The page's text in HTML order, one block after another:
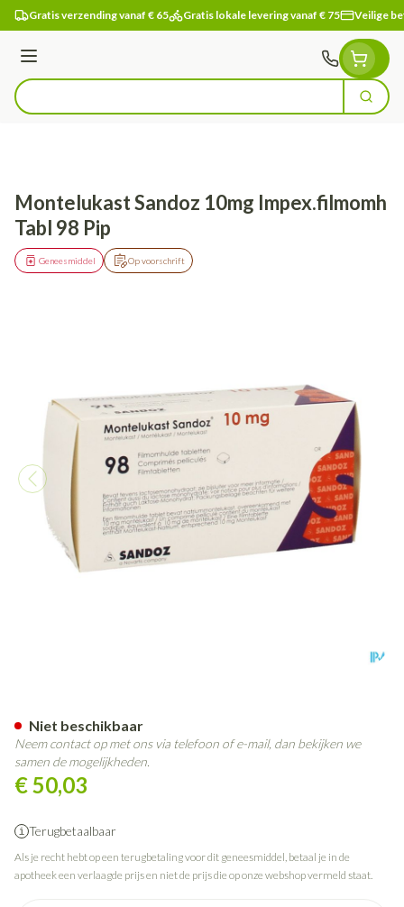
Ga naar de inhoud
Gratis verzending vanaf € 65 Gratis lokale levering vanaf € 75 Veilige
Menu
Product, merk, categorie... Zoek
Montelukast Sandoz 10mg Impex.filmomh
Tabl 98 Pip
Op voorschrift
Geneesmiddel
€ 50,03
Terugbetaalbaar
Als je recht hebt op een terugbetaling voor dit geneesmiddel, betaal je in de
apotheek een verlaagde prijs en niet de prijs die op onze webshop vermeld staat.
Niet beschikbaar
Neem contact op met ons via telefoon of e-mail, dan bekijken we
samen de mogelijkheden.